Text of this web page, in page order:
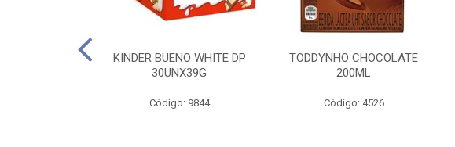
KINDER BUENO WHITE DP
30UNX39G
Código: 9844
TODDYNHO CHOCOLATE
200ML
Código: 4526